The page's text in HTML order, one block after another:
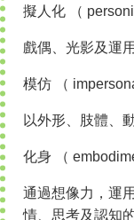
擬人化 （
戲偶、光影及運
模仿 （
以外形、肢體、
化身 （
通過想像力，運
情、思考及認知